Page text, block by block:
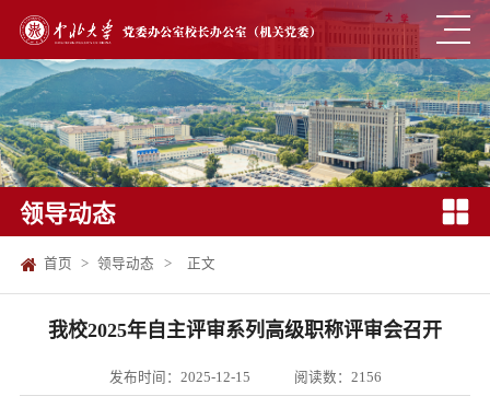
领导动态
首页 > 领导动态 > 正文
我校2025年自主评审系列高级职称评审会召开
发布时间：2025-12-15 阅读数： 2156